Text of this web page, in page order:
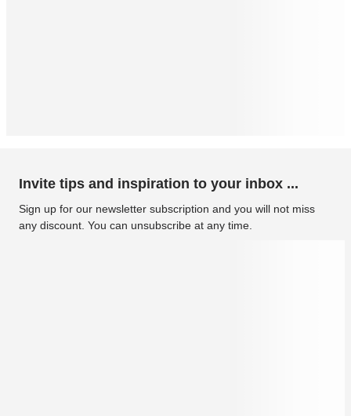
Invite tips and inspiration to your inbox ...
Sign up for our newsletter subscription and you will not miss
any discount. You can unsubscribe at any time.